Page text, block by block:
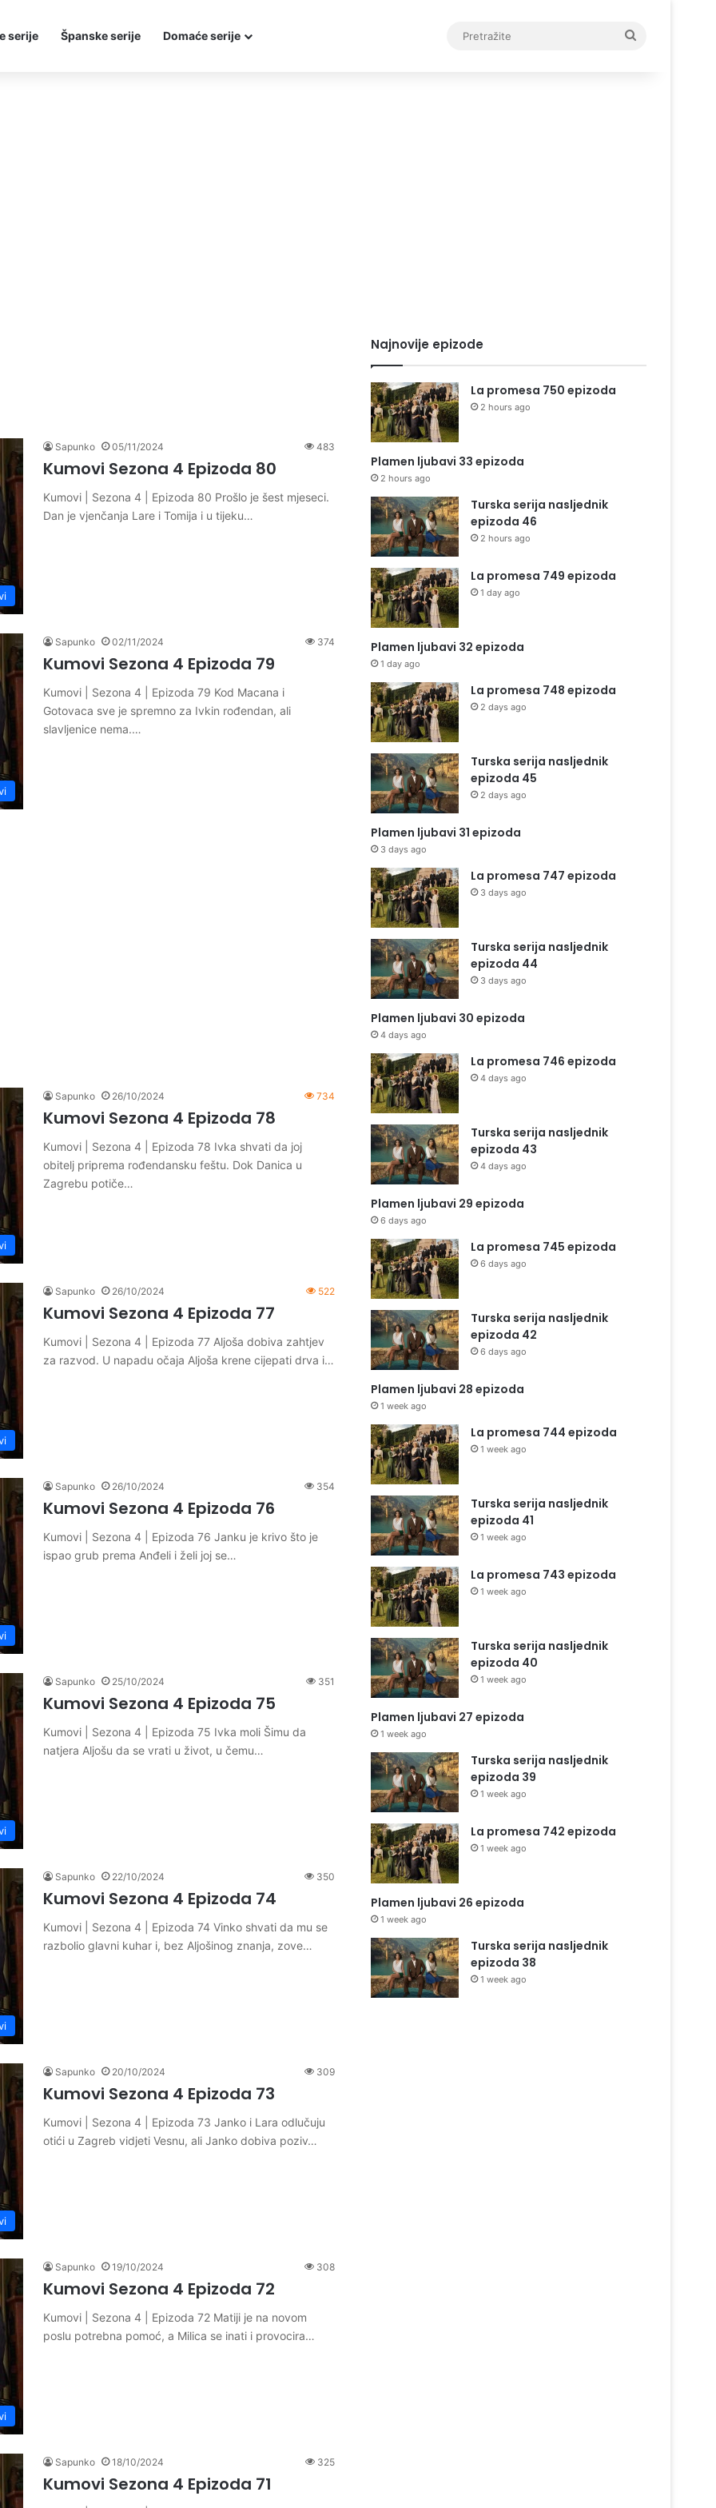
serije Španske serije Domaće serije
Sapunko 05/11/2024 483
Kumovi Sezona 4 Epizoda 80
Kumovi | Sezona 4 | Epizoda 80 Prošlo je šest mjeseci.
Dan je vjenčanja Lare i Tomija i u tijeku…
Sapunko 02/11/2024 374
Kumovi Sezona 4 Epizoda 79
Kumovi | Sezona 4 | Epizoda 79 Kod Macana i
Gotovaca sve je spremno za Ivkin rođendan, ali
slavljenice nema.…
Sapunko 26/10/2024 734
Kumovi Sezona 4 Epizoda 78
Kumovi | Sezona 4 | Epizoda 78 Ivka shvati da joj
obitelj priprema rođendansku feštu. Dok Danica u
Zagrebu potiče…
Sapunko 26/10/2024 522
Kumovi Sezona 4 Epizoda 77
Kumovi | Sezona 4 | Epizoda 77 Aljoša dobiva zahtjev
za razvod. U napadu očaja Aljoša krene cijepati drva i…
Sapunko 26/10/2024 354
Kumovi Sezona 4 Epizoda 76
Kumovi | Sezona 4 | Epizoda 76 Janku je krivo što je
ispao grub prema Anđeli i želi joj se…
Sapunko 25/10/2024 351
Kumovi Sezona 4 Epizoda 75
Kumovi | Sezona 4 | Epizoda 75 Ivka moli Šimu da
natjera Aljošu da se vrati u život, u čemu…
Sapunko 22/10/2024 350
Kumovi Sezona 4 Epizoda 74
Kumovi | Sezona 4 | Epizoda 74 Vinko shvati da mu se
razbolio glavni kuhar i, bez Aljošinog znanja, zove…
Sapunko 20/10/2024 309
Kumovi Sezona 4 Epizoda 73
Kumovi | Sezona 4 | Epizoda 73 Janko i Lara odlučuju
otići u Zagreb vidjeti Vesnu, ali Janko dobiva poziv…
Sapunko 19/10/2024 308
Kumovi Sezona 4 Epizoda 72
Kumovi | Sezona 4 | Epizoda 72 Matiji je na novom
poslu potrebna pomoć, a Milica se inati i provocira…
Sapunko 18/10/2024 325
Kumovi Sezona 4 Epizoda 71
Najnovije epizode
La promesa 750 epizoda
2 hours ago
Plamen ljubavi 33 epizoda
2 hours ago
Turska serija nasljednik
epizoda 46
2 hours ago
La promesa 749 epizoda
1 day ago
Plamen ljubavi 32 epizoda
1 day ago
La promesa 748 epizoda
2 days ago
Turska serija nasljednik
epizoda 45
2 days ago
Plamen ljubavi 31 epizoda
3 days ago
La promesa 747 epizoda
3 days ago
Turska serija nasljednik
epizoda 44
3 days ago
Plamen ljubavi 30 epizoda
4 days ago
La promesa 746 epizoda
4 days ago
Turska serija nasljednik
epizoda 43
4 days ago
Plamen ljubavi 29 epizoda
6 days ago
La promesa 745 epizoda
6 days ago
Turska serija nasljednik
epizoda 42
6 days ago
Plamen ljubavi 28 epizoda
1 week ago
La promesa 744 epizoda
1 week ago
Turska serija nasljednik
epizoda 41
1 week ago
La promesa 743 epizoda
1 week ago
Turska serija nasljednik
epizoda 40
1 week ago
Plamen ljubavi 27 epizoda
1 week ago
Turska serija nasljednik
epizoda 39
1 week ago
La promesa 742 epizoda
1 week ago
Plamen ljubavi 26 epizoda
1 week ago
Turska serija nasljednik
epizoda 38
1 week ago